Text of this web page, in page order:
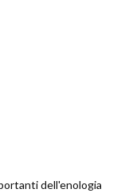
dell'enologia